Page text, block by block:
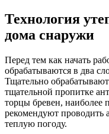
Технология
дома снаружи
Перед тем как начать
обрабатываются в два
Тщательно
тщательной пропитке
торцы бревен,
рекомендуют проводить
теплую погоду.